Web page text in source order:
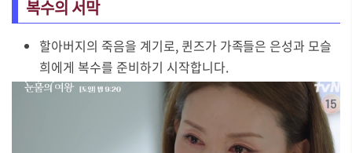
복수의 서막
할아버지의 죽음을 계기로, 퀸즈가 가족들은 은성과 모슬
희에게 복수를 준비하기 시작합니다.